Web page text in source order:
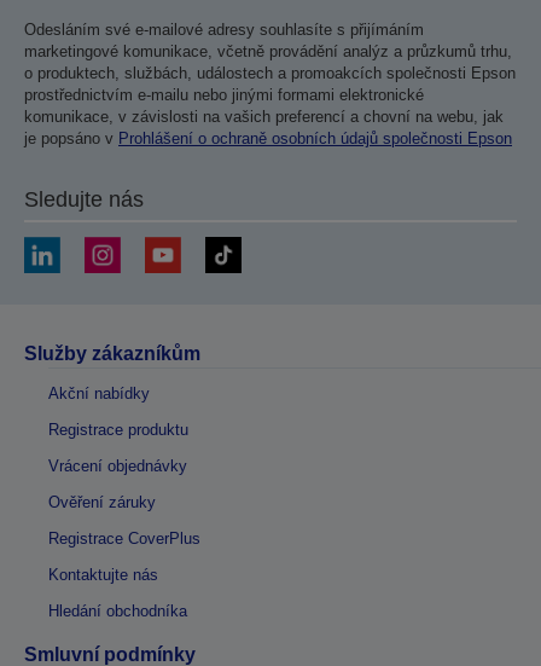
Odesláním své e-mailové adresy souhlasíte s přijímáním
marketingové komunikace, včetně provádění analýz a průzkumů trhu,
o produktech, službách, událostech a promoakcích společnosti Epson
prostřednictvím e-mailu nebo jinými formami elektronické
komunikace, v závislosti na vašich preferencí a chovní na webu, jak
je popsáno v Prohlášení o ochraně osobních údajů společnosti Epson
Sledujte nás
Služby zákazníkům
Akční nabídky
Registrace produktu
Vrácení objednávky
Ověření záruky
Registrace CoverPlus
Kontaktujte nás
Hledání obchodníka
Smluvní podmínky